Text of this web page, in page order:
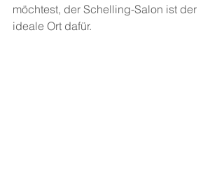
möchtest, der Schelling-Salon ist der
ideale Ort dafür.